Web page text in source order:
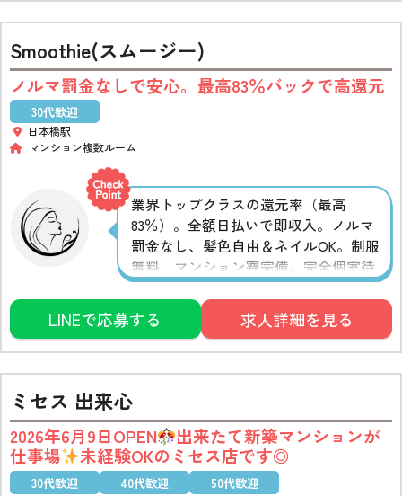
Smoothie(スムージー)
ノルマ罰金なしで安心。最高83％バックで高還元
30代歓迎
日本橋駅
マンション複数ルーム
業界トップクラスの還元率（最高
83％）。全額日払いで即収入。ノルマ
罰金なし、髪色自由＆ネイルOK。制服
無料、マンション寮完備。完全個室待
機で身バレ配慮、Wi-Fi完備で快適。
LINEで応募する 求人詳細を見る
ミセス 出来心
2026年6月9日OPEN
出来たて新築マンションが
仕事場
未経験OKのミセス店です◎
30代歓迎 40代歓迎 50代歓迎